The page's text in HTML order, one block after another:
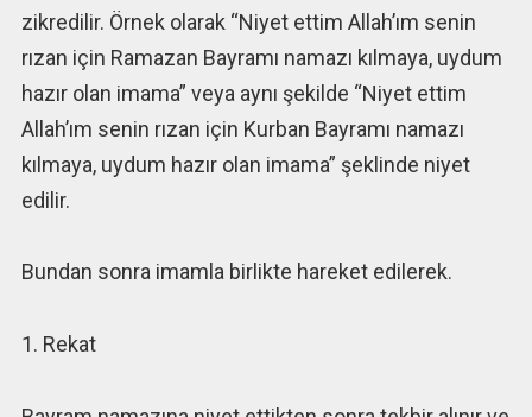
zikredilir. Örnek olarak “Niyet ettim Allah’ım senin
rızan için Ramazan Bayramı namazı kılmaya, uydum
hazır olan imama” veya aynı şekilde “Niyet ettim
Allah’ım senin rızan için Kurban Bayramı namazı
kılmaya, uydum hazır olan imama” şeklinde niyet
edilir.
Bundan sonra imamla birlikte hareket edilerek.
1. Rekat